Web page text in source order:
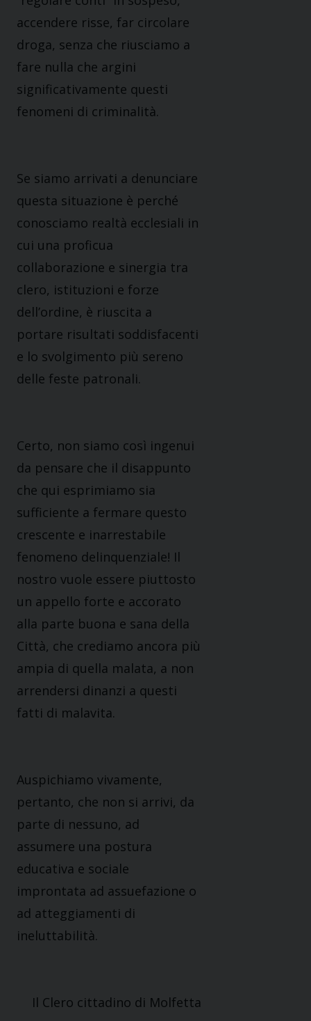
accendere risse, far circolare
droga, senza che riusciamo a
fare nulla che argini
significativamente questi
fenomeni di criminalità.
Se siamo arrivati a denunciare
questa situazione è perché
conosciamo realtà ecclesiali in
cui una proficua
collaborazione e sinergia tra
clero, istituzioni e forze
dell’ordine, è riuscita a
portare risultati soddisfacenti
e lo svolgimento più sereno
delle feste patronali.
Certo, non siamo così ingenui
da pensare che il disappunto
che qui esprimiamo sia
sufficiente a fermare questo
crescente e inarrestabile
fenomeno delinquenziale! Il
nostro vuole essere piuttosto
un appello forte e accorato
alla parte buona e sana della
Città, che crediamo ancora più
ampia di quella malata, a non
arrendersi dinanzi a questi
fatti di malavita.
Auspichiamo vivamente,
pertanto, che non si arrivi, da
parte di nessuno, ad
assumere una postura
educativa e sociale
improntata ad assuefazione o
ad atteggiamenti di
ineluttabilità.
Il Clero cittadino di Molfetta